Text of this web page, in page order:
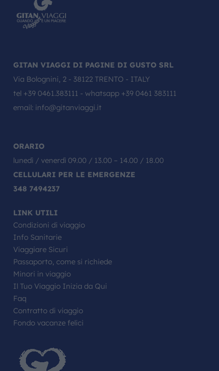
GITAN VIAGGI DI PAGINE DI GUSTO SRL
Via Bolognini, 2 - 38122 TRENTO - ITALY
tel +39 0461.383111 - whatsapp +39 0461 383111
email: info@gitanviaggi.it
ORARIO
lunedì / venerdì 09.00 / 13.00 – 14.00 / 18.00
CELLULARI PER LE EMERGENZE
348 7494237
LINK UTILI
Condizioni di viaggio
Info Sanitarie
Viaggiare Sicuri
Passaporto, come si richiede
Minori in viaggio
Il Tuo Viaggio Inizia da Qui
Faq
Contratto di viaggio
Fondo vacanze felici